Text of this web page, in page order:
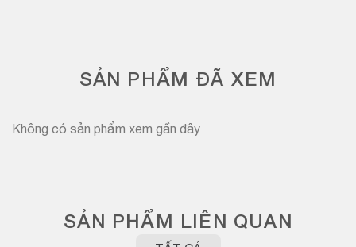
SẢN PHẨM ĐÃ XEM
Không có sản phẩm xem gần đây
SẢN PHẨM LIÊN QUAN